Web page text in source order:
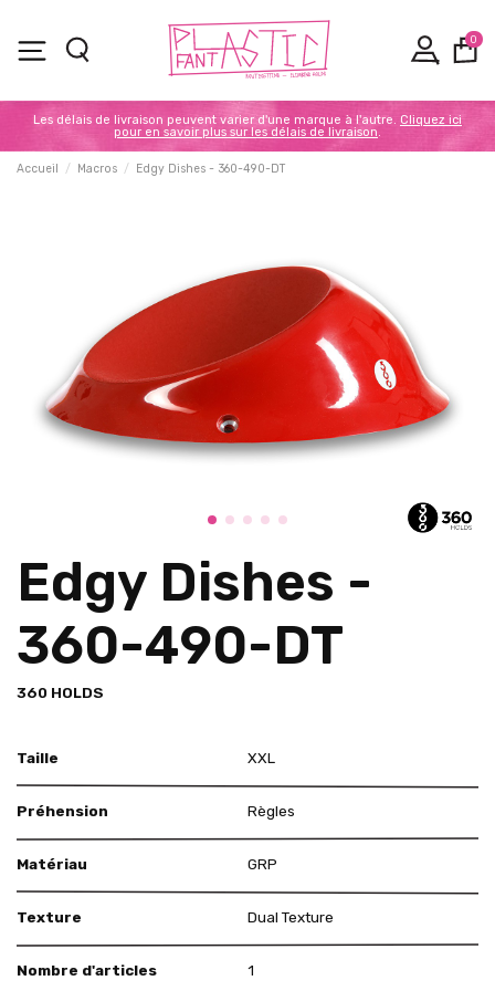
0
Les délais de livraison peuvent varier d'une marque à l'autre. Cliquez ici
pour en savoir plus sur les délais de livraison.
Accueil Macros Edgy Dishes - 360-490-DT
Edgy Dishes -
360-490-DT
360 HOLDS
Taille XXL
Préhension Règles
Matériau GRP
Texture Dual Texture
Nombre d'articles 1